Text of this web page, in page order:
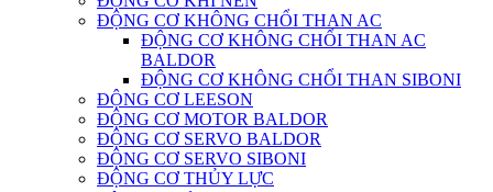
ĐỘNG CƠ KHÔNG CHỔI THAN AC
ĐỘNG CƠ KHÔNG CHỔI THAN AC
BALDOR
ĐỘNG CƠ KHÔNG CHỔI THAN SIBONI
ĐỘNG CƠ LEESON
ĐỘNG CƠ MOTOR BALDOR
ĐỘNG CƠ SERVO BALDOR
ĐỘNG CƠ SERVO SIBONI
ĐỘNG CƠ THỦY LỰC